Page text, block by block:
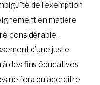
de l’exemption
en matière
considérable.
d’une juste
des fins éducatives
ne fera qu’accroître